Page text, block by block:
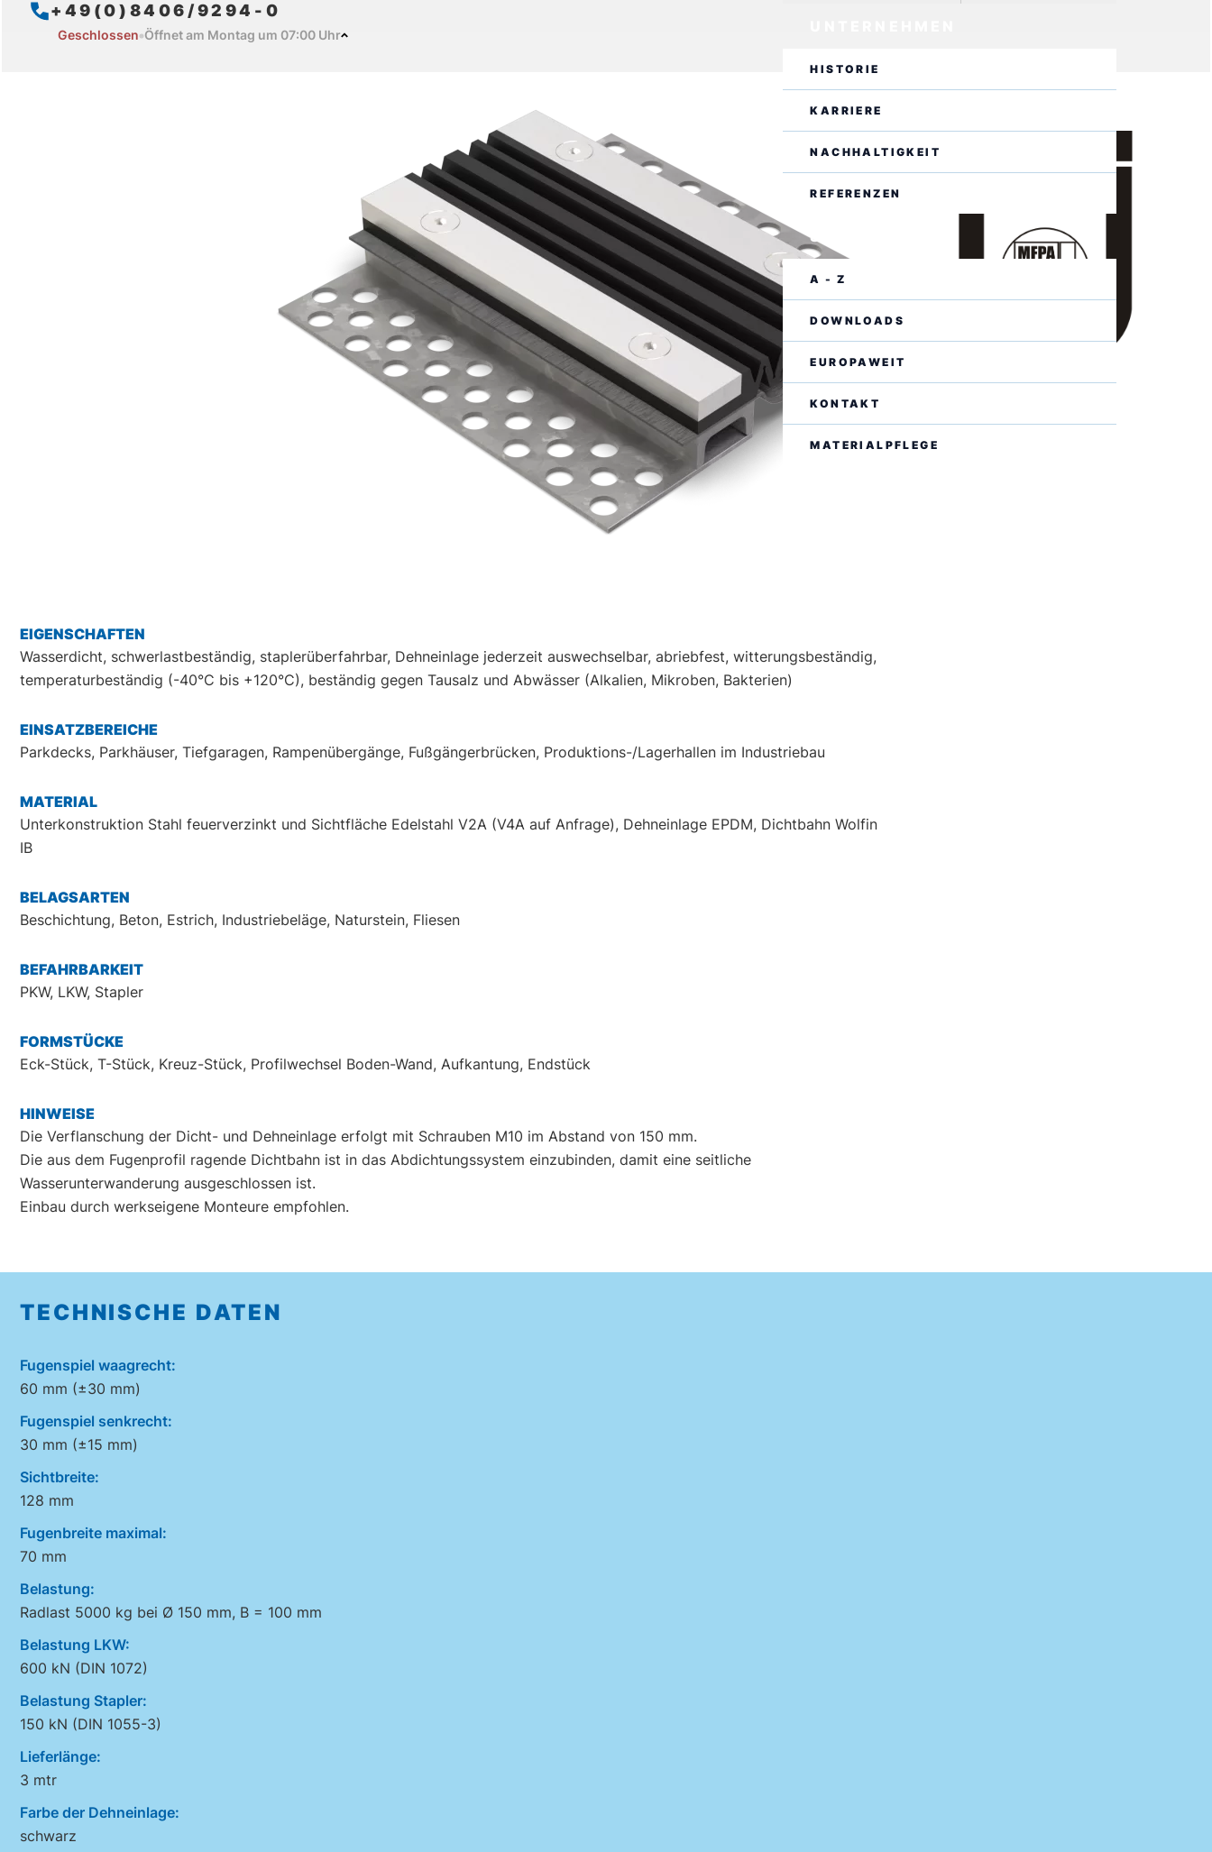
HISTORIE
KARRIERE
NACHHALTIGKEIT
REFERENZEN
SERVICE
A - Z
DOWNLOADS
EUROPAWEIT
KONTAKT
MATERIALPFLEGE
+49(0)8406/9294-0
Geschlossen Öffnet am Montag um 07:00 Uhr
EIGENSCHAFTEN
Wasserdicht, schwerlastbeständig, staplerüberfahrbar, Dehneinlage jederzeit auswechselbar, abriebfest, witterungsbeständig,
temperaturbeständig (-40°C bis +120°C), beständig gegen Tausalz und Abwässer (Alkalien, Mikroben, Bakterien)
EINSATZBEREICHE
Parkdecks, Parkhäuser, Tiefgaragen, Rampenübergänge, Fußgängerbrücken, Produktions-/Lagerhallen im Industriebau
MATERIAL
Unterkonstruktion Stahl feuerverzinkt und Sichtfläche Edelstahl V2A (V4A auf Anfrage), Dehneinlage EPDM, Dichtbahn Wolfin
IB
BELAGSARTEN
Beschichtung, Beton, Estrich, Industriebeläge, Naturstein, Fliesen
BEFAHRBARKEIT
PKW, LKW, Stapler
FORMSTÜCKE
Eck-Stück, T-Stück, Kreuz-Stück, Profilwechsel Boden-Wand, Aufkantung, Endstück
HINWEISE
Die Verflanschung der Dicht- und Dehneinlage erfolgt mit Schrauben M10 im Abstand von 150 mm.
Die aus dem Fugenprofil ragende Dichtbahn ist in das Abdichtungssystem einzubinden, damit eine seitliche
Wasserunterwanderung ausgeschlossen ist.
Einbau durch werkseigene Monteure empfohlen.
TECHNISCHE DATEN
Fugenspiel waagrecht:
60 mm (±30 mm)
Fugenspiel senkrecht:
30 mm (±15 mm)
Sichtbreite:
128 mm
Fugenbreite maximal:
70 mm
Belastung:
Radlast 5000 kg bei Ø 150 mm, B = 100 mm
Belastung LKW:
600 kN (DIN 1072)
Belastung Stapler:
150 kN (DIN 1055-3)
Lieferlänge:
3 mtr
Farbe der Dehneinlage:
schwarz